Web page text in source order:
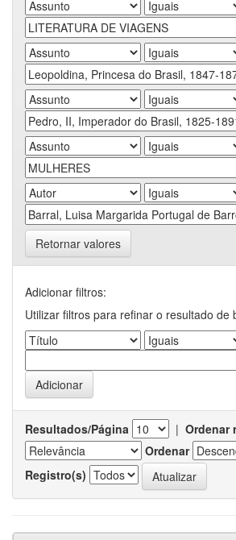
Retornar valores
Adicionar filtros:
Utilizar filtros para refinar o resultado de
Resultados/Página | Ordenar
Ordenar
Registro(s)